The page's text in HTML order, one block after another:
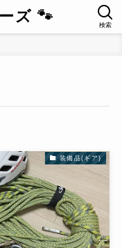
ズ 🐾 検索
装備品(ギア)